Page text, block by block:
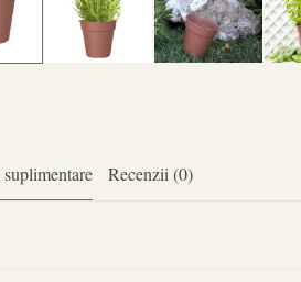
Recenzii (0)